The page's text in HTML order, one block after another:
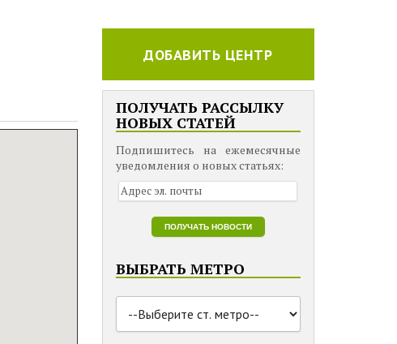
ДОБАВИТЬ ЦЕНТР
ПОЛУЧАТЬ РАССЫЛКУ
НОВЫХ СТАТЕЙ
Подпишитесь на ежемесячные
уведомления о новых статьях:
ВЫБРАТЬ МЕТРО